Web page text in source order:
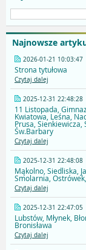
Najnowsze
2026-01-21 10:03:47
Strona tytułowa
Czytaj dalej
2025-12-31 22:48:28
11 Listopada,
Kwiatowa, Leśna,
Prusa, Sienkiewicza,
Św.Barbary
Czytaj dalej
2025-12-31 22:48:08
Mąkolno, Siedliska,
Smolarnia,
Czytaj dalej
2025-12-31 22:47:05
Lubstów, Młynek,
Bronisława
Czytaj dalej